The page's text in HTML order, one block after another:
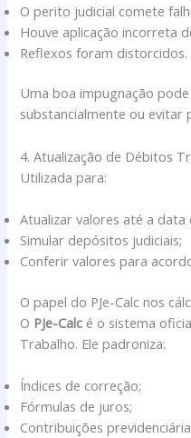
O perito judicial comete
Houve aplicação incorreta
Reflexos foram distorcidos.
Uma boa impugnação
substancialmente ou evitar
4. Atualização de Débitos
Utilizada para:
Atualizar valores até a
Simular depósitos judiciais;
Conferir valores para
O papel do PJe-Calc nos
O PJe-Calc é o sistema
Trabalho. Ele padroniza:
Índices de correção;
Fórmulas de juros;
Contribuições